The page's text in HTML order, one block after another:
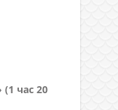
час 20